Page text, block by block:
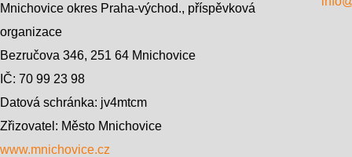
Mnichovice okres Praha-východ., příspěvková
organizace
Bezručova 346, 251 64 Mnichovice
IČ: 70 99 23 98
Datová schránka: jv4mtcm
Zřizovatel: Město Mnichovice
www.mnichovice.cz